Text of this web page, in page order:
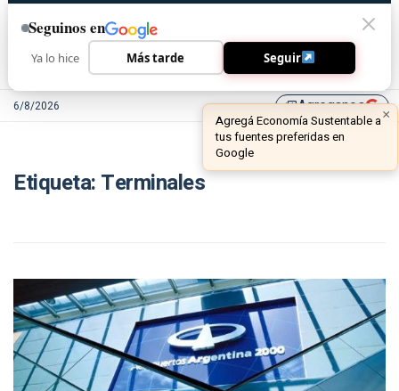
6/8/2026 library_addAgreganos ×
Agregá Economía Sustentable a
tus fuentes preferidas en
Google
Etiqueta: Terminales
Seguinos en
Ya lo hice Más tarde Seguir